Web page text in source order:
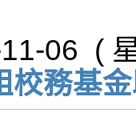
06  (
校務基